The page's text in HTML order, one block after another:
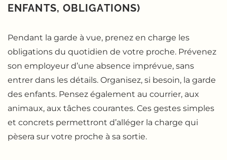
ENFANTS, OBLIGATIONS)
Pendant la garde à vue, prenez en charge les
obligations du quotidien de votre proche. Prévenez
son employeur d’une absence imprévue, sans
entrer dans les détails. Organisez, si besoin, la garde
des enfants. Pensez également au courrier, aux
animaux, aux tâches courantes. Ces gestes simples
et concrets permettront d’alléger la charge qui
pèsera sur votre proche à sa sortie.